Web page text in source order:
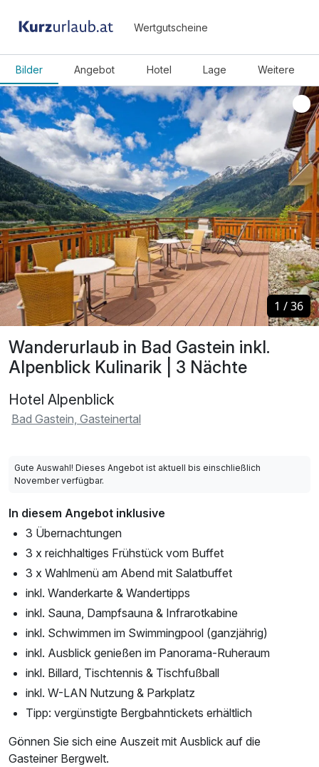
Wertgutscheine
Bilder Angebot Hotel Lage Weitere
Wanderurlaub in Bad Gastein inkl.
Alpenblick Kulinarik | 3 Nächte
Hotel Alpenblick
Bad Gastein, Gasteinertal
1 /36
1 /36
Gute Auswahl! Dieses Angebot ist aktuell bis einschließlich
November verfügbar.
In diesem Angebot inklusive
3 Übernachtungen
3 x reichhaltiges Frühstück vom Buffet
3 x Wahlmenü am Abend mit Salatbuffet
inkl. Wanderkarte & Wandertipps
inkl. Sauna, Dampfsauna & Infrarotkabine
inkl. Schwimmen im Swimmingpool (ganzjährig)
inkl. Ausblick genießen im Panorama-Ruheraum
inkl. Billard, Tischtennis & Tischfußball
inkl. W-LAN Nutzung & Parkplatz
Tipp: vergünstigte Bergbahntickets erhältlich
Gönnen Sie sich eine Auszeit mit Ausblick auf die
Gasteiner Bergwelt.